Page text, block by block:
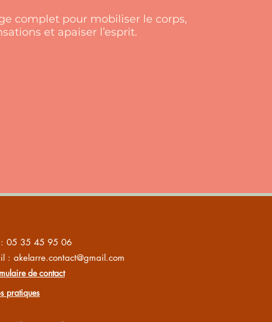
complet pour mobiliser le corps,
et apaiser l’esprit.
: 05 35 45 95 06
: akelarre.contact@gmail.com
de contact
pratiques